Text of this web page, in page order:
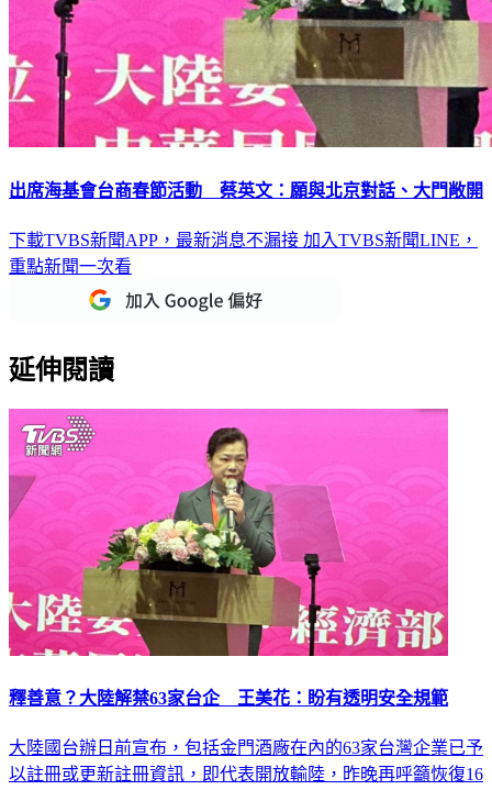
出席海基會台商春節活動 蔡英文：願與北京對話、大門敞開
下載TVBS新聞APP，最新消息不漏接 加入TVBS新聞LINE，
重點新聞一次看
延伸閱讀
釋善意？大陸解禁63家台企 王美花：盼有透明安全規範
大陸國台辦日前宣布，包括金門酒廠在內的63家台灣企業已予
以註冊或更新註冊資訊，即代表開放輸陸，昨晚再呼籲恢復16